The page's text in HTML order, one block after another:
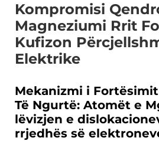
Kompromisi
Magneziumi Rrit
Kufizon
Elektrike
Mekanizmi i
Të Ngurtë: Atomët e
lëvizjen e
rrjedhës së